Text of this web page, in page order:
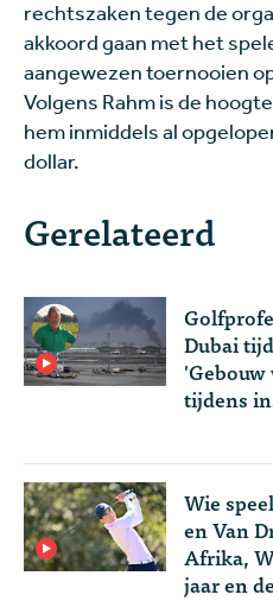
rechtszaken tegen de
akkoord gaan met het
aangewezen toernooien
Volgens Rahm is de
hem inmiddels al
dollar.
Gerelateerd
Dubai
tijdens
Wie
en Van
Afrika,
jaar en